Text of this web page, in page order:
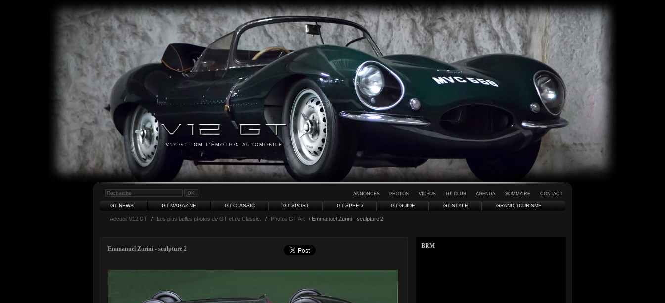
V12 GT.COM L'ÉMOTION AUTOMOBILE
ANNONCES PHOTOS VIDÉOS GT CLUB AGENDA SOMMAIRE CONTACT
GT NEWS GT MAGAZINE GT CLASSIC GT SPORT GT SPEED GT GUIDE GT STYLE GRAND TOURISME
Accueil V12 GT / Les plus belles photos de GT et de Classic. / Photos GT Art / Emmanuel Zurini - sculpture 2
Emmanuel Zurini - sculpture 2 BRM